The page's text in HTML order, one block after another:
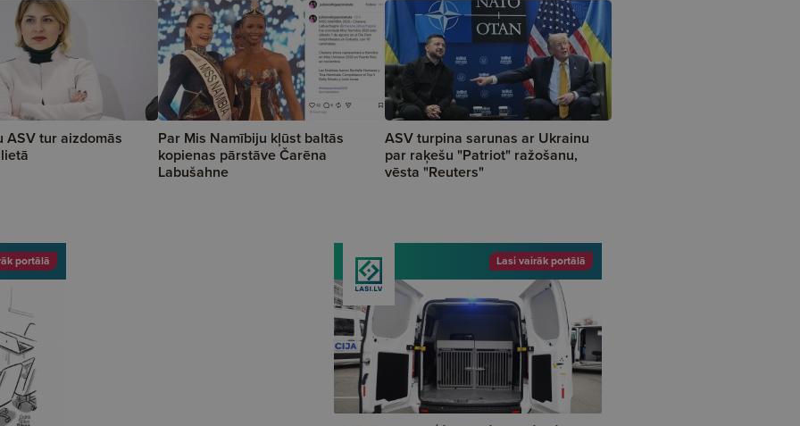
ASV tur aizdomās
Par Mis Namībiju kļūst baltās
kopienas pārstāve Čarēna
Labušahne
ASV turpina sarunas ar Ukrainu
par raķešu "Patriot" ražošanu,
vēsta "Reuters"